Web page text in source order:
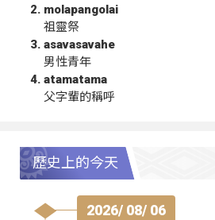
molapangolai
祖靈祭
asavasavahe
男性青年
atamatama
父字輩的稱呼
歷史上的今天
2026/ 08/ 06